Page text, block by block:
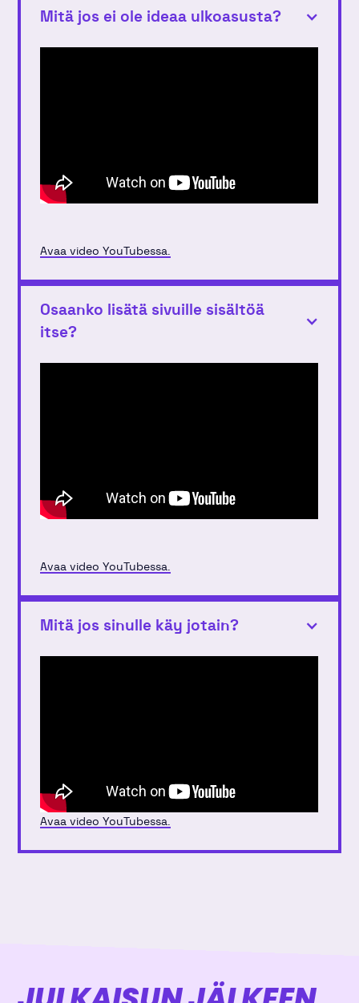
Mitä jos ei ole ideaa ulkoasusta?
Avaa video YouTubessa.
Osaanko lisätä sivuille sisältöä
itse?
Avaa video YouTubessa.
Mitä jos sinulle käy jotain?
Avaa video YouTubessa.